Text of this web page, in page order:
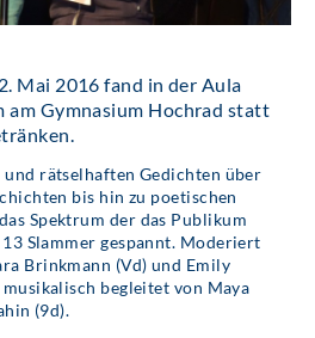
Mai 2016 fand in der Aula
am Gymnasium Hochrad statt
rätselhaften Gedichten über
bis hin zu poetischen
Spektrum der das Publikum
Slammer gespannt. Moderiert
Brinkmann (Vd) und Emily
begleitet von Maya
(9d).